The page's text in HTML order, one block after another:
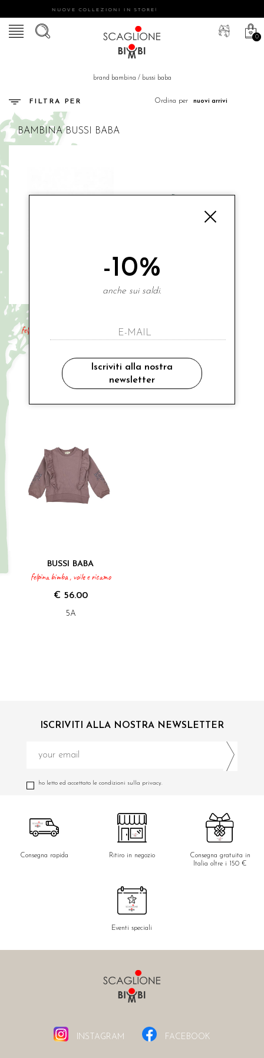
NUOVE COLLEZIONI IN STORE!
0
brand bambina / bussi baba
FILTRA PER Ordina per
BAMBINABUSSI BABA
felpa fiore, superfelpata! caldissima!
2-3 ANNI 8A
BUSSI BABA
felpina bimba , voile e ricamo
€ 56.00
5A
ISCRIVITI ALLA NOSTRA NEWSLETTER
ho letto ed accettato le condizioni sulla privacy.
Consegna rapida Ritiro in negozio
Consegna gratuita in
Italia oltre i 150 €
Eventi speciali
INSTAGRAM FACEBOOK
-10%
anche sui saldi.
Iscriviti alla nostra
newsletter